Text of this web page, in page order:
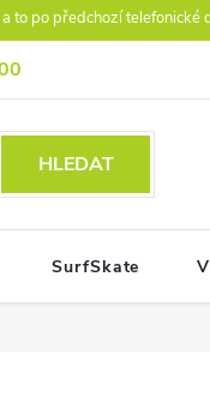
to po předchozí telefonické
z vad reklamace
HLEDAT
SurfSkate